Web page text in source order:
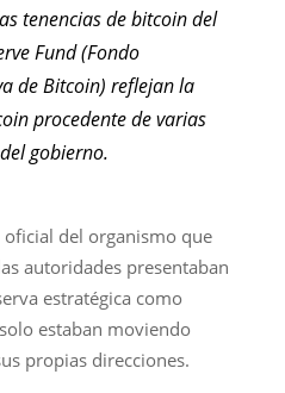
tenencias de bitcoin del
Fund (Fondo
de Bitcoin) reflejan la
procedente de varias
gobierno.
del organismo que
autoridades presentaban
estratégica como
estaban moviendo
propias direcciones.